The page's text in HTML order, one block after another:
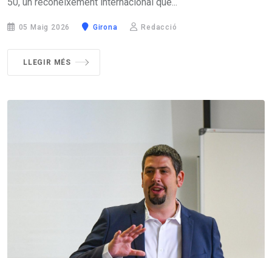
05 Maig 2026 Girona Redacció
LLEGIR MÉS